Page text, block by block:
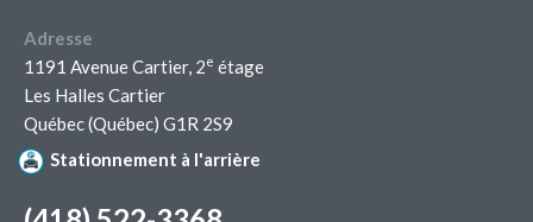
Adresse
1191 Avenue Cartier, 2e étage
Les Halles Cartier
Québec (Québec) G1R 2S9
Stationnement à l'arrière